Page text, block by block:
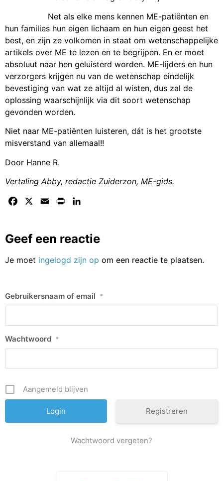
Net als elke mens kennen ME-patiënten en
hun families hun eigen lichaam en hun eigen geest het
best, en zijn ze volkomen in staat om wetenschappelijke
artikels over ME te lezen en te begrijpen. En er moet
absoluut naar hen geluisterd worden. ME-lijders en hun
verzorgers krijgen nu van de wetenschap eindelijk
bevestiging van wat ze altijd al wisten, dus zal de
oplossing waarschijnlijk via dit soort wetenschap
gevonden worden.
Niet naar ME-patiënten luisteren, dát is het grootste
misverstand van allemaal!!
Door Hanne R.
Vertaling Abby, redactie Zuiderzon, ME-gids.
Facebook Email Print
Geef een reactie
Je moet ingelogd zijn op om een reactie te plaatsen.
Gebruikersnaam of email *
Wachtwoord *
Aangemeld blijven
Registreren
Wachtwoord vergeten?